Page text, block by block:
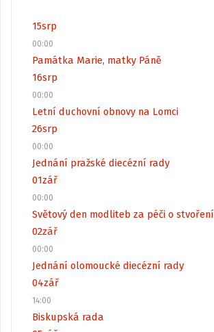
15srp
00:00
Památka Marie, matky Páně
16srp
00:00
Letní duchovní obnovy na Lomci
26srp
00:00
Jednání pražské diecézní rady
01zář
00:00
Světový den modliteb za péči o stvoření
02zář
00:00
Jednání olomoucké diecézní rady
04zář
14:00
Biskupská rada